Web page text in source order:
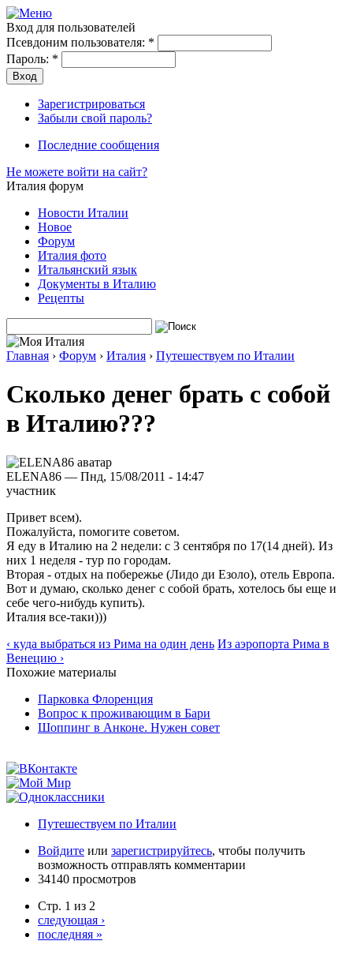
Вход для пользователей
Псевдоним пользователя: *
Пароль: *
Зарегистрироваться
Забыли свой пароль?
Последние сообщения
Не можете войти на сайт?
Италия форум
Новости Италии
Новое
Форум
Италия фото
Итальянский язык
Документы в Италию
Рецепты
Главная › Форум › Италия › Путешествуем по Италии
Сколько денег брать с собой
в Италию???
ELENA86 — Пнд, 15/08/2011 - 14:47
участник
Привет всем).
Пожалуйста, помогите советом.
Я еду в Италию на 2 недели: с 3 сентября по 17(14 дней). Из
них 1 неделя - тур по городам.
Вторая - отдых на побережье (Лидо ди Езоло), отель Европа.
Вот и думаю, сколько денег с собой брать, хотелось бы еще и
себе чего-нибудь купить).
Италия все-таки)))
‹ куда выбраться из Рима на один день Из аэропорта Рима в
Венецию ›
Похожие материалы
Парковка Флоренция
Вопрос к проживающим в Бари
Шоппинг в Анконе. Нужен совет
Путешествуем по Италии
Войдите или зарегистрируйтесь, чтобы получить
возможность отправлять комментарии
34140 просмотров
Стр. 1 из 2
следующая ›
последняя »